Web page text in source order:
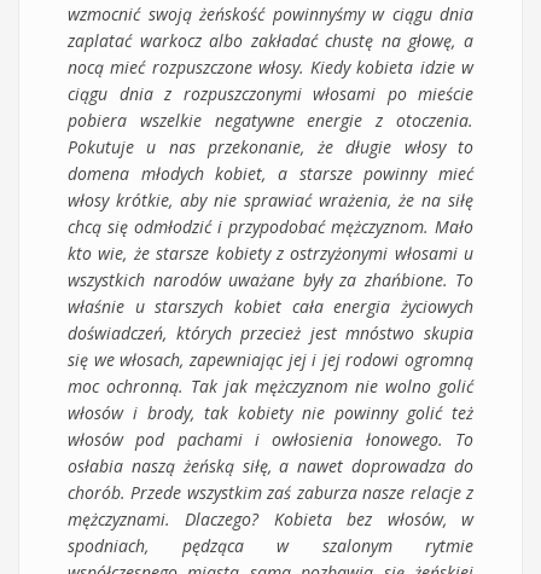
wzmocnić swoją żeńskość powinnyśmy w ciągu dnia
zaplatać warkocz albo zakładać chustę na głowę, a
nocą mieć rozpuszczone włosy. Kiedy kobieta idzie w
ciągu dnia z rozpuszczonymi włosami po mieście
pobiera wszelkie negatywne energie z otoczenia.
Pokutuje u nas przekonanie, że długie włosy to
domena młodych kobiet, a starsze powinny mieć
włosy krótkie, aby nie sprawiać wrażenia, że na siłę
chcą się odmłodzić i przypodobać mężczyznom. Mało
kto wie, że starsze kobiety z ostrzyżonymi włosami u
wszystkich narodów uważane były za zhańbione. To
właśnie u starszych kobiet cała energia życiowych
doświadczeń, których przecież jest mnóstwo skupia
się we włosach, zapewniając jej i jej rodowi ogromną
moc ochronną. Tak jak mężczyznom nie wolno golić
włosów i brody, tak kobiety nie powinny golić też
włosów pod pachami i owłosienia łonowego. To
osłabia naszą żeńską siłę, a nawet doprowadza do
chorób. Przede wszystkim zaś zaburza nasze relacje z
mężczyznami. Dlaczego? Kobieta bez włosów, w
spodniach, pędząca w szalonym rytmie